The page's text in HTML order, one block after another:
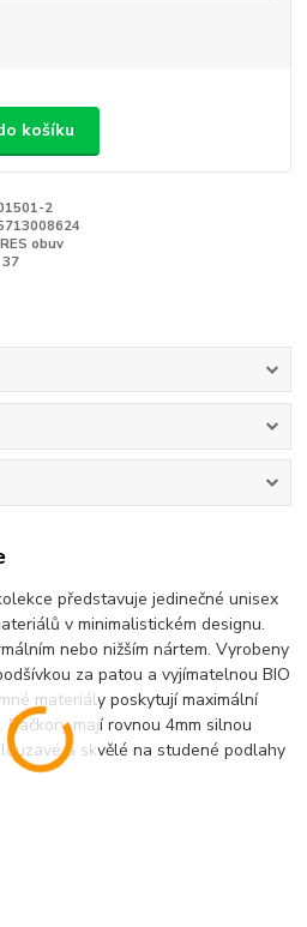
košíku
2
obuv
37
představuje jedinečné unisex
v minimalistickém designu.
nebo nižším nártem. Vyrobeny
za patou a vyjímatelnou BIO
materiály poskytují maximální
mají rovnou 4mm silnou
a skvělé na studené podlahy